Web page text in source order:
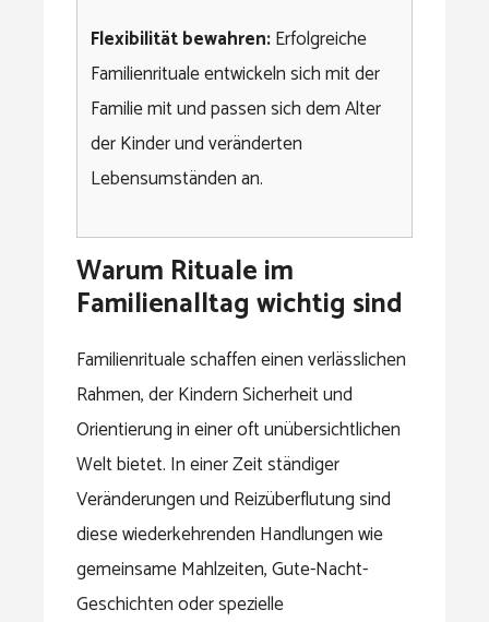
Flexibilität bewahren:Erfolgreiche
Familienrituale entwickeln sich mit der
Familie mit und passen sich dem Alter
der Kinder und veränderten
Lebensumständen an.
Warum Rituale im
Familienalltag wichtig sind
Familienrituale schaffen einen verlässlichen
Rahmen, der Kindern Sicherheit und
Orientierung in einer oft unübersichtlichen
Welt bietet. In einer Zeit ständiger
Veränderungen und Reizüberflutung sind
diese wiederkehrenden Handlungen wie
gemeinsame Mahlzeiten, Gute-Nacht-
Geschichten oder spezielle